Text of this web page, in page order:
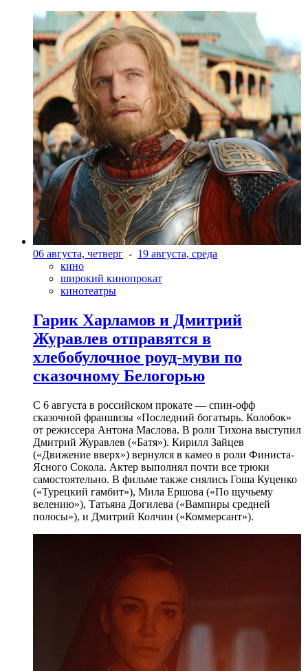
06 августа, четверг - 19 августа, среда
кино
широкий кинопрокат
кинотеатры
Гарик Харламов и Дмитрий
Журавлев отправятся в
хлебобулочное роуд-муви по
сказочному Белогорью
С 6 августа в российском прокате — спин-офф
сказочной франшизы «Последний богатырь. Колобок»
от режиссера Антона Маслова. В роли Тихона выступил
Дмитрий Журавлев («Батя»). Кирилл Зайцев
(«Движение вверх») вернулся в камео в роли Финиста-
Ясного Сокола. Актер выполнял почти все трюки
самостоятельно. В фильме также снялись Гоша Куценко
(«Турецкий гамбит»), Мила Ершова («По щучьему
велению»), Татьяна Догилева («Вампиры средней
полосы»), и Дмитрий Колчин («Коммерсант»).